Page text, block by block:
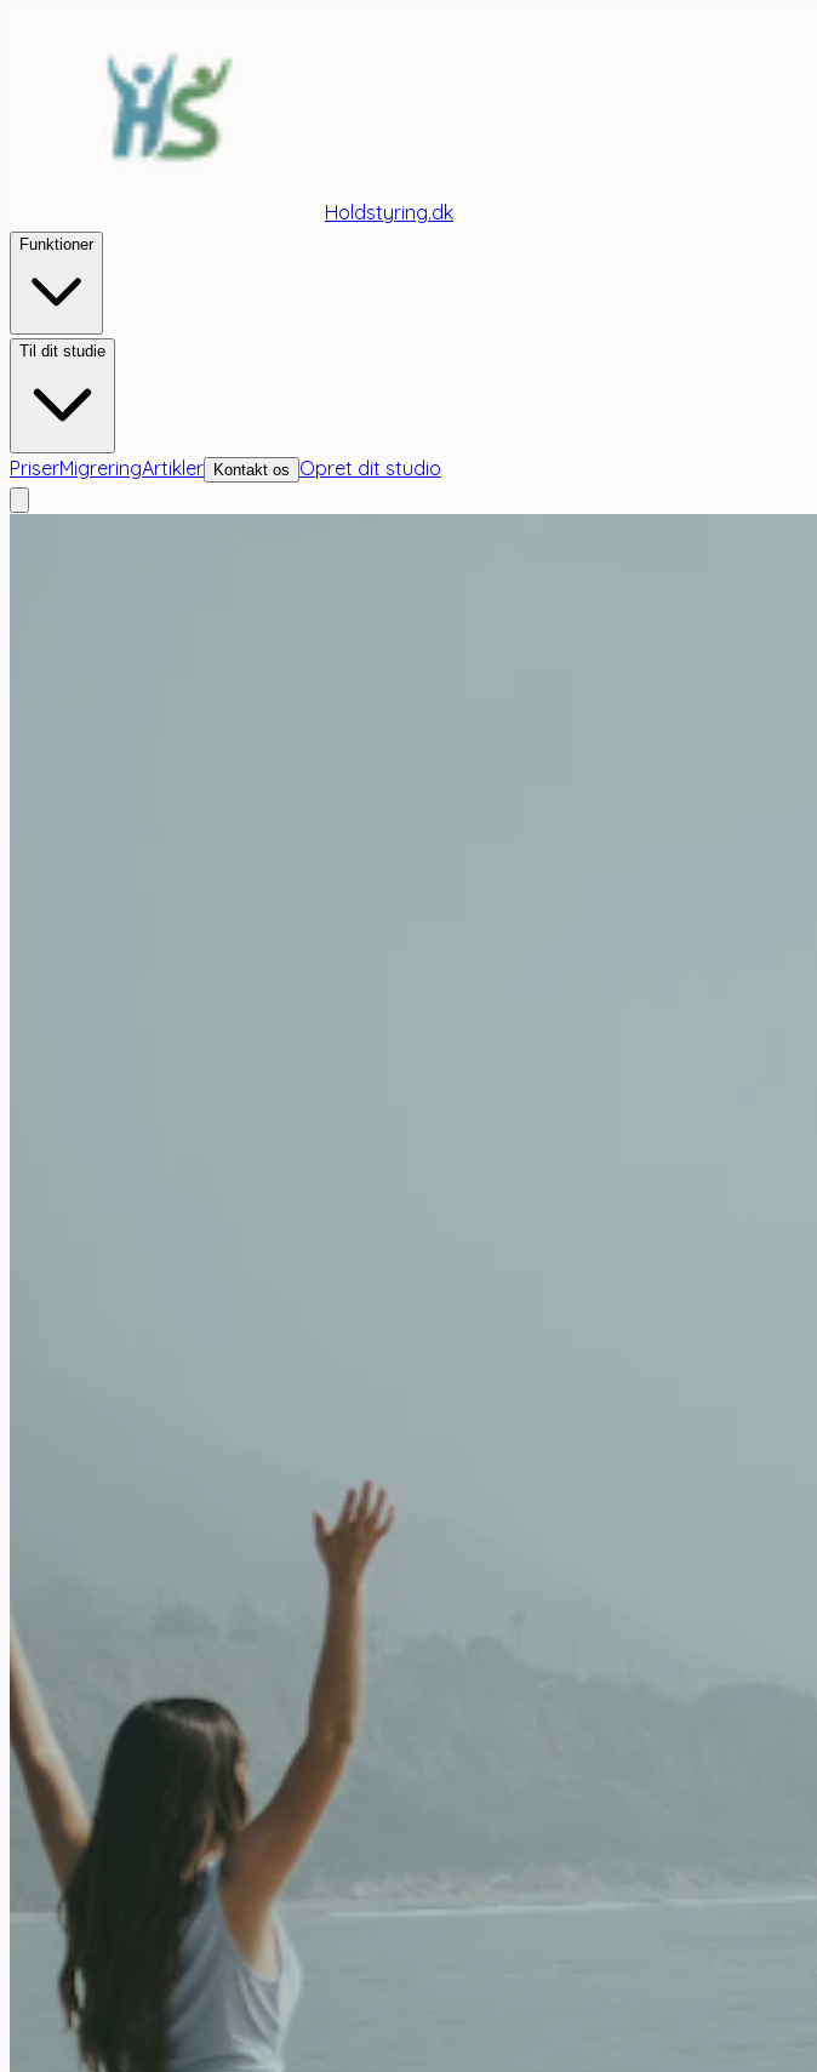
Holdstyring.dk
Funktioner
Til dit studie
PriserMigreringArtikler Kontakt os Opret dit studio